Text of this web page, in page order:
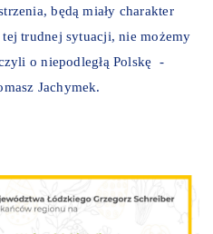
będą miały charakter
trudnej sytuacji, nie możemy
o niepodległą Polskę -
Jachymek.